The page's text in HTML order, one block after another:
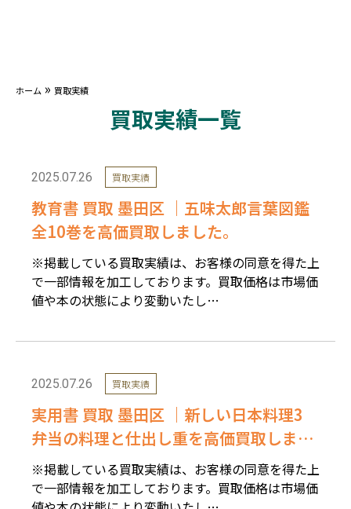
ホーム » 買取実績
買取実績一覧
2025.07.26 買取実績
教育書 買取 墨田区 ｜五味太郎言葉図鑑
全10巻を高価買取しました。
※掲載している買取実績は、お客様の同意を得た上
で一部情報を加工しております。買取価格は市場価
値や本の状態により変動いたし…
2025.07.26 買取実績
実用書 買取 墨田区 ｜新しい日本料理3
弁当の料理と仕出し重を高価買取しまし
た。
※掲載している買取実績は、お客様の同意を得た上
で一部情報を加工しております。買取価格は市場価